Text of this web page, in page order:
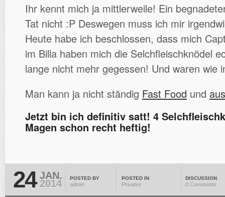
Ihr kennt mich ja mittlerweile! Ein
Tat nicht :P Deswegen muss ich mir
Heute habe ich beschlossen, dass mich
im Billa haben mich die Selchfleischknödel
lange nicht mehr gegessen! Und waren wie
Man kann ja nicht ständig Fast Food und
Jetzt bin ich definitiv satt! 4
Magen schon recht heftig!
24 JAN.
2014 POSTED BY
admin
POSTED IN
Privates
DISCUSSION
0 Comments